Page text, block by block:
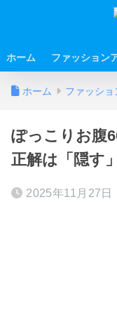
ホーム ファッション
ホーム ファッショ
ぽっこりお腹
正解は「隠す
2025年11月27日